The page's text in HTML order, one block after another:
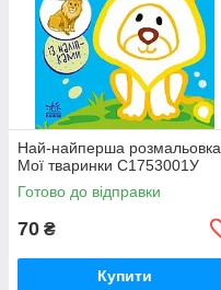
Най-найперша розмальовка.
Мої тваринки С1753001У
Готово до відправки
70 ₴
Купити